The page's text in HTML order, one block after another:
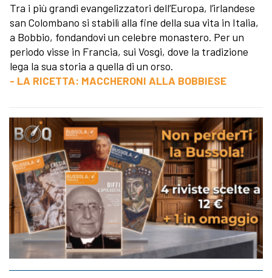
Tra i più grandi evangelizzatori dell’Europa, l’irlandese
san Colombano si stabilì alla fine della sua vita in Italia,
a Bobbio, fondandovi un celebre monastero. Per un
periodo visse in Francia, sui Vosgi, dove la tradizione
lega la sua storia a quella di un orso.
- LA RICETTA: MACCHERONI ALLA BOBBIESE